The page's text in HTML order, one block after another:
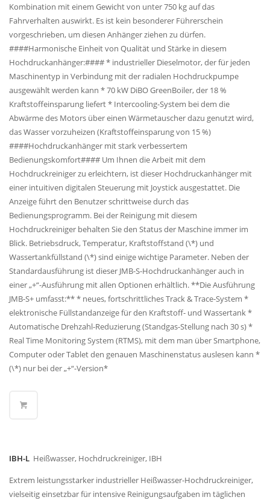
Kombination mit einem Gewicht von unter 750 kg auf das
Fahrverhalten auswirkt. Es ist kein besonderer Führerschein
vorgeschrieben, um diesen Anhänger ziehen zu dürfen.
####Harmonische Einheit von Qualität und Stärke in diesem
Hochdruckanhänger:#### * industrieller Dieselmotor, der für jeden
Maschinentyp in Verbindung mit der radialen Hochdruckpumpe
ausgewählt werden kann * 70 kW DiBO GreenBoiler, der 18 %
Kraftstoffeinsparung liefert * Intercooling-System bei dem die
Abwärme des Motors über einen Wärmetauscher dazu genutzt wird,
das Wasser vorzuheizen (Kraftstoffeinsparung von 15 %)
####Hochdruckanhänger mit stark verbessertem
Bedienungskomfort#### Um Ihnen die Arbeit mit dem
Hochdruckreiniger zu erleichtern, ist dieser Hochdruckanhänger mit
einer intuitiven digitalen Steuerung mit Joystick ausgestattet. Die
Anzeige führt den Benutzer schrittweise durch das
Bedienungsprogramm. Bei der Reinigung mit diesem
Hochdruckreiniger behalten Sie den Status der Maschine immer im
Blick. Betriebsdruck, Temperatur, Kraftstoffstand (\*) und
Wassertankfüllstand (\*) sind einige wichtige Parameter. Neben der
Standardausführung ist dieser JMB-S-Hochdruckanhänger auch in
einer „+“-Ausführung mit allen Optionen erhältlich. **Die Ausführung
JMB-S+ umfasst:** * neues, fortschrittliches Track & Trace-System *
elektronische Füllstandanzeige für den Kraftstoff- und Wassertank *
Automatische Drehzahl-Reduzierung (Standgas-Stellung nach 30 s) *
Real Time Monitoring System (RTMS), mit dem man über Smartphone,
Computer oder Tablet den genauen Maschinenstatus auslesen kann *
(\*) nur bei der „+“-Version*
IBH-L Heißwasser, Hochdruckreiniger, IBH
Extrem leistungsstarker industrieller Heißwasser-Hochdruckreiniger,
vielseitig einsetzbar für intensive Reinigungsaufgaben im täglichen